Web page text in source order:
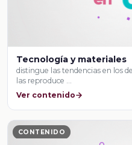
Tecnología y materiales
distingue las tendencias en los
las reproduce …
Ver contenido
CONTENIDO